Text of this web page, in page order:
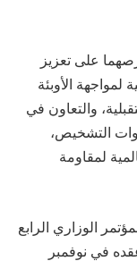
على تعزيز
لمواجهة الأوبئة
والتعاون في
التشخيص،
لمقاومة
الوزاري الرابع
في نوفمبر